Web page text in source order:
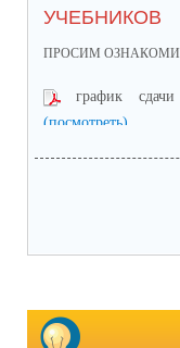
УЧЕБНИКОВ
ПРОСИМ
график
(посмотреть)